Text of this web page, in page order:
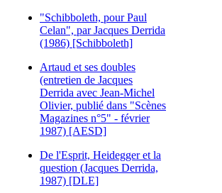
"Schibboleth, pour Paul
Celan", par Jacques Derrida
(1986) [Schibboleth]
Artaud et ses doubles
(entretien de Jacques
Derrida avec Jean-Michel
Olivier, publié dans "Scènes
Magazines n°5" - février
1987) [AESD]
De l'Esprit, Heidegger et la
question (Jacques Derrida,
1987) [DLE]